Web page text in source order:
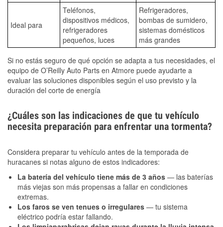
Ideal para
Teléfonos,
dispositivos médicos,
refrigeradores
pequeños, luces
Refrigeradores,
bombas de sumidero,
sistemas domésticos
más grandes
Si no estás seguro de qué opción se adapta a tus necesidades, el
equipo de O’Reilly Auto Parts en Atmore puede ayudarte a
evaluar las soluciones disponibles según el uso previsto y la
duración del corte de energía
¿Cuáles son las indicaciones de que tu vehículo
necesita preparación para enfrentar una tormenta?
Considera preparar tu vehículo antes de la temporada de
huracanes si notas alguno de estos indicadores:
La batería del vehículo tiene más de 3 años — las baterías
más viejas son más propensas a fallar en condiciones
extremas.
Los faros se ven tenues o irregulares — tu sistema
eléctrico podría estar fallando.